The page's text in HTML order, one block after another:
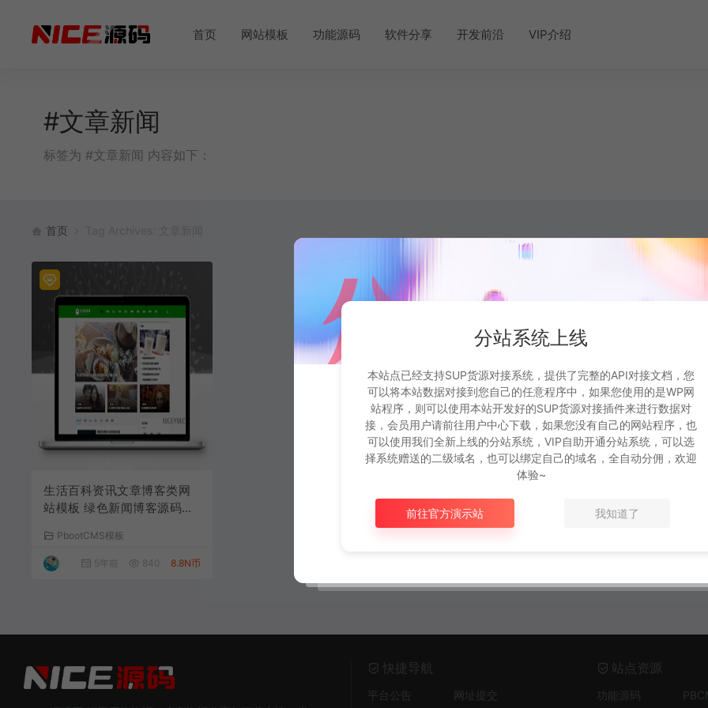
首页 网站模板 功能源码 软件分享 开发前沿 VIP介绍
#文章新闻
标签为 #文章新闻 内容如下：
首页
生活百科资讯文章博客类网
站模板 绿色新闻博客源码下
PbootCMS模板
5年前 840 8.8N币
快捷导航
平台公告 网址提交
站点资源
功能源码
分站系统上线
本站点已经支持SUP货源对接系统，提供了完整的API对接文档，您
可以将本站数据对接到您自己的任意程序中，如果您使用的是WP网
站程序，则可以使用本站开发好的SUP货源对接插件来进行数据对
接，会员用户请前往用户中心下载，如果您没有自己的网站程序，也
可以使用我们全新上线的分站系统，VIP自助开通分站系统，可以选
择系统赠送的二级域名，也可以绑定自己的域名，全自动分佣，欢迎
体验~
前往官方演示站 我知道了